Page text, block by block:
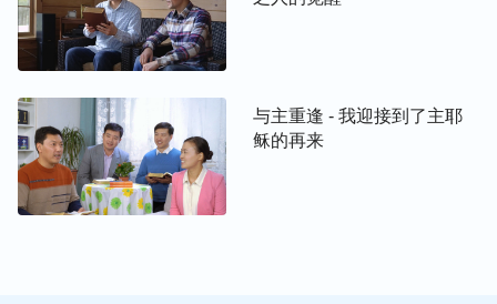
与主重逢 - 我迎接到了主耶
稣的再来